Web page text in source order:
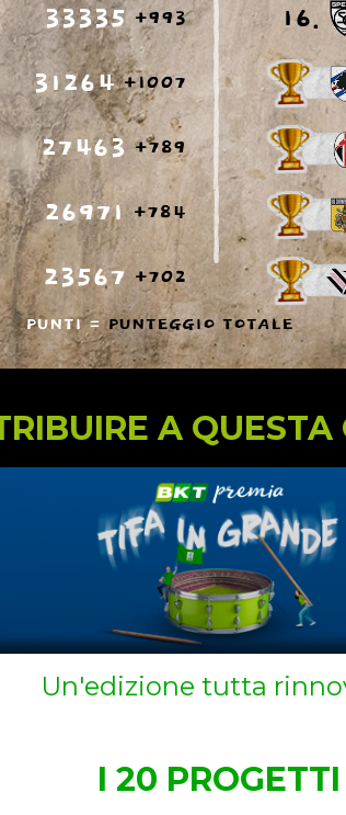
33335 +993
31264 +1007
27463 +789
26971 +784
23567 +702
16.
PUNTI =PUNTEGGIO TOTALE
A QUESTA
Un'edizione tutta
I 20 PROGETTI